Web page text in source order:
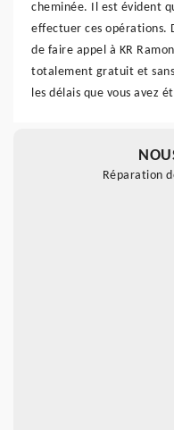
cheminée. Il est évident
effectuer ces opérations.
de faire appel à KR
totalement gratuit et
les délais que vous avez
Réparation